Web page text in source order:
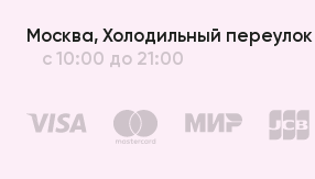
Москва, Холодильный переулок
с 10:00 до 21:00
Оплата и Доставка
Возврат
Договор публичной оферты на